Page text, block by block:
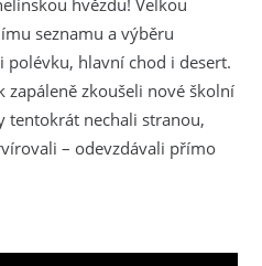
hvězdu! Velkou
seznamu a výběru
hlavní chod i desert.
zapáleně zkoušeli nové školní
tentokrát nechali stranou,
– odevzdávali přímo